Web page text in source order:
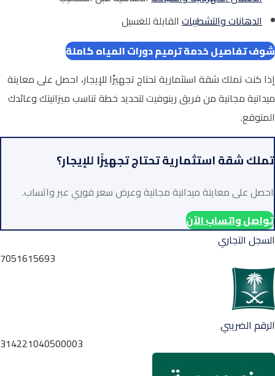
الدهانات والتشطيباتالقابلة للغسيل
شوف تفاصيل خدمة ترميم دورات المياه كاملة
إذا كنت تملك شقة استثمارية تحتاج تجهيزًا للإيجار، احصل على معاينة
ميدانية مجانية من فريق رينوفيت لتحديد خطة تناسب ميزانيتك وعائدك
المتوقع.
تملك شقة استثمارية تحتاج تجهيزًا للإيجار؟
احصل على معاينة ميدانية مجانية وعرض سعر فوري عبر واتساب.
تواصل واتساب الآن
السجل التجاري
7051615693
الرقم الضريبي
314221040500003